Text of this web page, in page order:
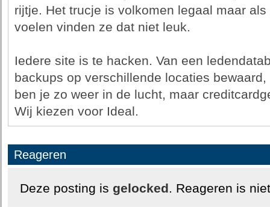
rijtje. Het trucje is volkomen legaal maar
voelen vinden ze dat niet leuk.
Iedere site is te hacken. Van een
backups op verschillende locaties
ben je zo weer in de lucht, maar
Wij kiezen voor Ideal.
Reageren
Deze posting is gelocked. Reageren is